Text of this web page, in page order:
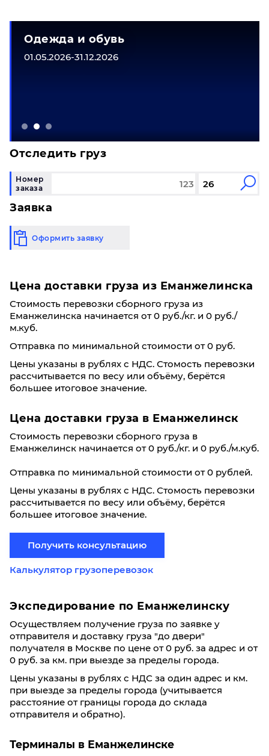
Одежда и обувь
01.05.2026-31.12.2026
Отследить груз
Номер
заказа
Заявка
Оформить заявку
Цена доставки груза из Еманжелинска
Стоимость перевозки сборного груза из
Еманжелинска начинается от 0 руб./кг. и 0 руб./
м.куб.
Отправка по минимальной стоимости от 0 руб.
Цены указаны в рублях с НДС. Стомость перевозки
рассчитывается по весу или объёму, берётся
большее итоговое значение.
Цена доставки груза в Еманжелинск
Стоимость перевозки сборного груза в
Еманжелинск начинается от 0 руб./кг. и 0 руб./м.куб.
Отправка по минимальной стоимости от 0 рублей.
Цены указаны в рублях с НДС. Стомость перевозки
рассчитывается по весу или объёму, берётся
большее итоговое значение.
Получить консультацию
Калькулятор грузоперевозок
Экспедирование по Еманжелинску
Осуществляем получение груза по заявке у
отправителя и доставку груза "до двери"
получателя в Москве по цене от 0 руб. за адрес и от
0 руб. за км. при выезде за пределы города.
Цены указаны в рублях с НДС за один адрес и км.
при выезде за пределы города (учитывается
расстояние от границы города до склада
отправителя и обратно).
Терминалы в Еманжелинске